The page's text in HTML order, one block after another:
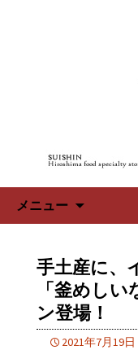
広島、中
心】のブ
メニュー
手土産に、
「釜めし
ン登場！
2021年7月19日